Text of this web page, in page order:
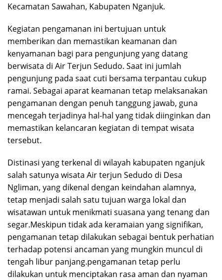
Kecamatan Sawahan, Kabupaten Nganjuk.
Kegiatan pengamanan ini bertujuan untuk
memberikan dan memastikan keamanan dan
kenyamanan bagi para pengunjung yang datang
berwisata di Air Terjun Sedudo. Saat ini jumlah
pengunjung pada saat cuti bersama terpantau cukup
ramai. Sebagai aparat keamanan tetap melaksanakan
pengamanan dengan penuh tanggung jawab, guna
mencegah terjadinya hal-hal yang tidak diinginkan dan
memastikan kelancaran kegiatan di tempat wisata
tersebut.
Distinasi yang terkenal di wilayah kabupaten nganjuk
salah satunya wisata Air terjun Sedudo di Desa
Ngliman, yang dikenal dengan keindahan alamnya,
tetap menjadi salah satu tujuan warga lokal dan
wisatawan untuk menikmati suasana yang tenang dan
segar.Meskipun tidak ada keramaian yang signifikan,
pengamanan tetap dilakukan sebagai bentuk perhatian
terhadap potensi ancaman yang mungkin muncul di
tengah libur panjang.pengamanan tetap perlu
dilakukan untuk menciptakan rasa aman dan nyaman